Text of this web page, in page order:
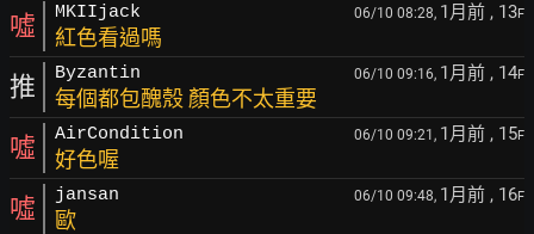
噓 MKIIjack 06/10 08:28, 1月前 , 13F
紅色看過嗎
推 Byzantin 06/10 09:16, 1月前 , 14F
每個都包醜殼 顏色不太重要
噓 AirCondition 06/10 09:21, 1月前 , 15F
好色喔
噓 jansan 06/10 09:48, 1月前 , 16F
歐